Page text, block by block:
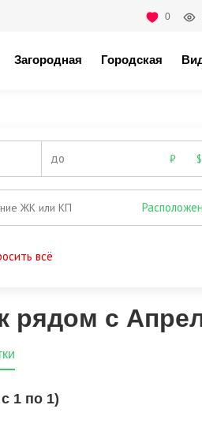
0
Загородная Городская
до ₽ $
ЖК или КП
всё
рядом с
1 по 1)